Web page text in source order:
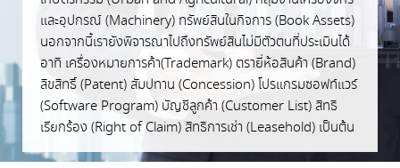
และอุปกรณ์ (Machinery) ทรัพย์สินในกิจการ (Book Assets)
นอกจากนี้เรายังพิจารณาไปถึงทรัพย์สินไม่มีตัวตนที่ประเมินได้
อาทิ เครื่องหมายการค้า(Trademark) ตรายี่ห้อสินค้า (Brand)
ลิขสิทธิ์ (Patent) สัมปทาน (Concession) โปรแกรมซอฟท์แวร์
(Software Program) บัญชีลูกค้า (Customer List) สิทธิ
เรียกร้อง (Right of Claim) สิทธิการเช่า (Leasehold) เป็นต้น